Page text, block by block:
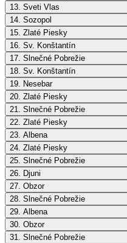
13. Sveti Vlas
14. Sozopol
15. Zlaté Piesky
16. Sv. Konštantín
17. Slnečné Pobrežie
18. Sv. Konštantín
19. Nesebar
20. Zlaté Piesky
21. Slnečné Pobrežie
22. Zlaté Piesky
23. Albena
24. Zlaté Piesky
25. Slnečné Pobrežie
26. Djuni
27. Obzor
28. Slnečné Pobrežie
29. Albena
30. Obzor
31. Slnečné Pobrežie